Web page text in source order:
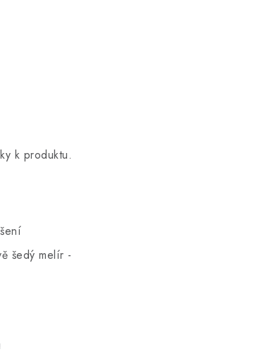
k produktu.
šedý melír -